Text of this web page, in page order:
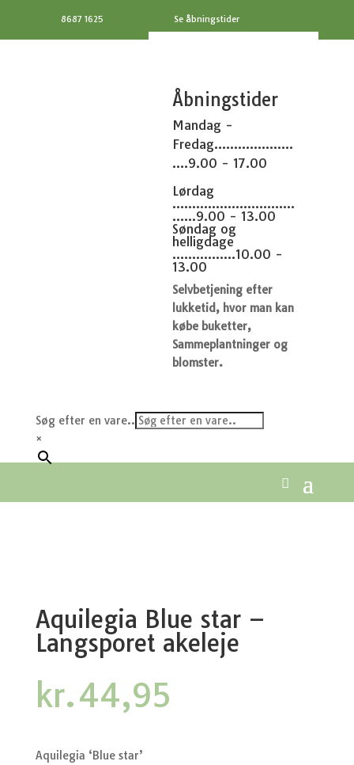
8687 1625 Se åbningstider
Åbningstider
Mandag -
Fredag....................
....9.00 - 17.00
Lørdag
...............................
......9.00 - 13.00
Søndag og
helligdage
................10.00 -
13.00
Selvbetjening efter
lukketid, hvor man kan
købe buketter,
Sammeplantninger og
blomster.
Søg efter en vare..
×
Aquilegia Blue star –
Langsporet akeleje
kr.44,95
Aquilegia ‘Blue star’